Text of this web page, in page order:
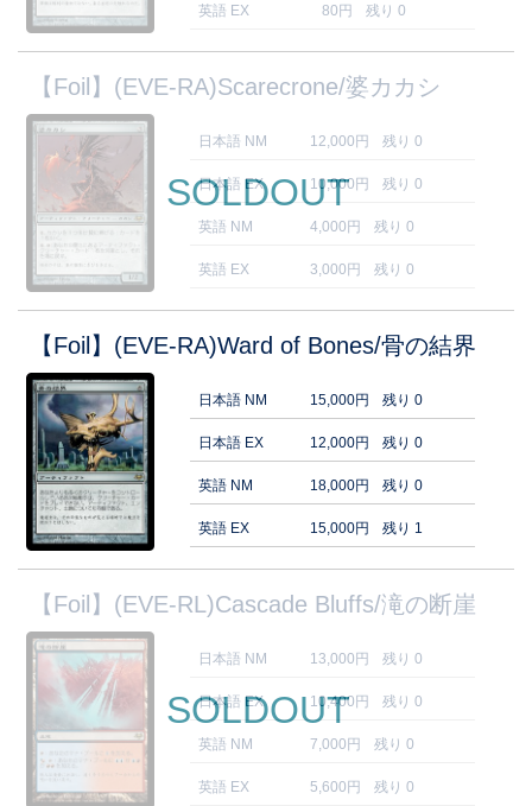
英語 EX 80円 残り 0
【Foil】(EVE-RA)Scarecrone/婆カカシ
日本語 NM 12,000円 残り 0
日本語 EX 10,000円 残り 0
英語 NM 4,000円 残り 0
英語 EX 3,000円 残り 0
SOLDOUT
【Foil】(EVE-RA)Ward of Bones/骨の結界
日本語 NM 15,000円 残り 0
日本語 EX 12,000円 残り 0
英語 NM 18,000円 残り 0
英語 EX 15,000円 残り 1
【Foil】(EVE-RL)Cascade Bluffs/滝の断崖
日本語 NM 13,000円 残り 0
日本語 EX 10,400円 残り 0
英語 NM 7,000円 残り 0
英語 EX 5,600円 残り 0
SOLDOUT